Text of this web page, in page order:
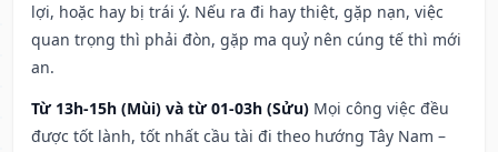
lợi, hoặc hay bị trái ý. Nếu ra đi hay thiệt, gặp nạn, việc
quan trọng thì phải đòn, gặp ma quỷ nên cúng tế thì mới
an.
Từ 13h-15h (Mùi) và từ 01-03h (Sửu) Mọi công việc đều
được tốt lành, tốt nhất cầu tài đi theo hướng Tây Nam –